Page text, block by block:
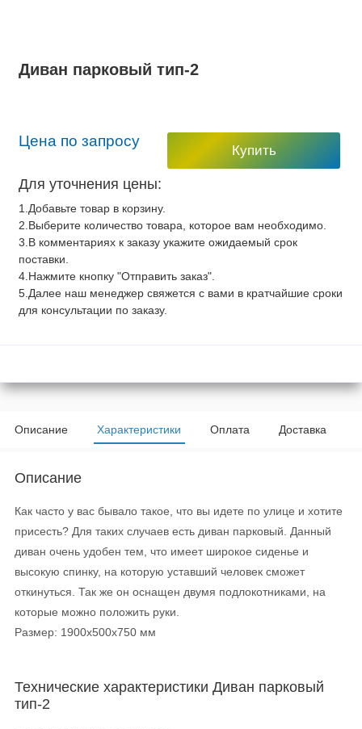
Диван парковый тип-2
Цена по запросу
Купить
Для уточнения цены:
1.Добавьте товар в корзину.
2.Выберите количество товара, которое вам необходимо.
3.В комментариях к заказу укажите ожидаемый срок
поставки.
4.Нажмите кнопку "Отправить заказ".
5.Далее наш менеджер свяжется с вами в кратчайшие сроки
для консультации по заказу.
Описание Характеристики Оплата Доставка
Описание
Как часто у вас бывало такое, что вы идете по улице и хотите
присесть? Для таких случаев есть диван парковый. Данный
диван очень удобен тем, что имеет широкое сиденье и
высокую спинку, на которую уставший человек сможет
откинуться. Так же он оснащен двумя подлокотниками, на
которые можно положить руки.
Размер: 1900x500x750 мм
Технические характеристики Диван парковый
тип-2